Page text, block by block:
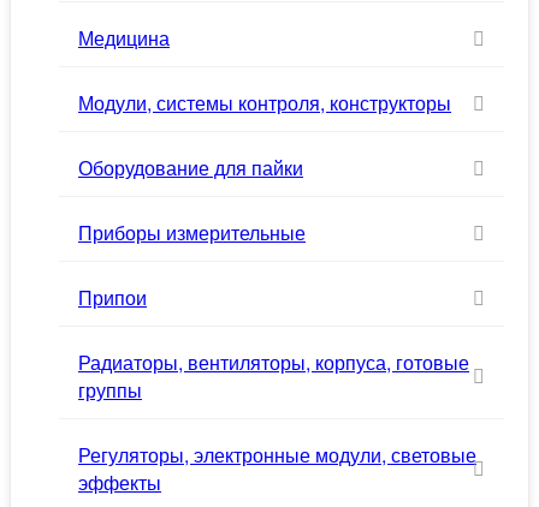
Медицина
Модули, системы контроля, конструкторы
Оборудование для пайки
Приборы измерительные
Припои
Радиаторы, вентиляторы, корпуса, готовые
группы
Регуляторы, электронные модули, световые
эффекты